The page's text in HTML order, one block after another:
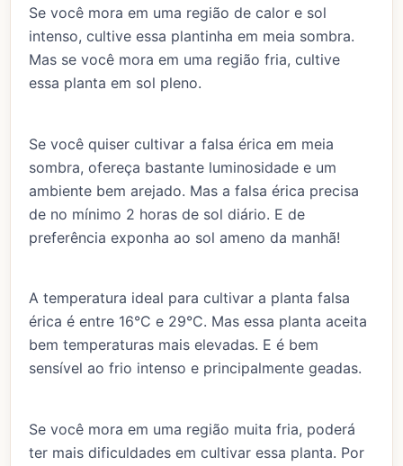
Se você mora em uma região de calor e sol
intenso, cultive essa plantinha em meia sombra.
Mas se você mora em uma região fria, cultive
essa planta em sol pleno.
Se você quiser cultivar a falsa érica em meia
sombra, ofereça bastante luminosidade e um
ambiente bem arejado. Mas a falsa érica precisa
de no mínimo 2 horas de sol diário. E de
preferência exponha ao sol ameno da manhã!
A temperatura ideal para cultivar a planta falsa
érica é entre 16°C e 29°C. Mas essa planta aceita
bem temperaturas mais elevadas. E é bem
sensível ao frio intenso e principalmente geadas.
Se você mora em uma região muita fria, poderá
ter mais dificuldades em cultivar essa planta. Por